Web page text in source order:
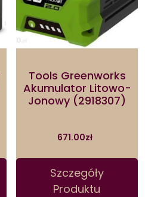
Tools Greenworks
Akumulator Litowo-
Jonowy (2918307)
671.00zł
Szczegóły
Produktu